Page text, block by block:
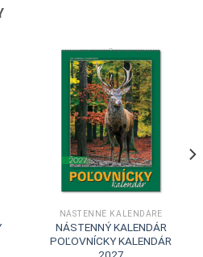
NÁSTENNÉ KALENDÁRE
NÁSTENNÝ KALENDÁR
POĽOVNÍCKY KALENDÁR